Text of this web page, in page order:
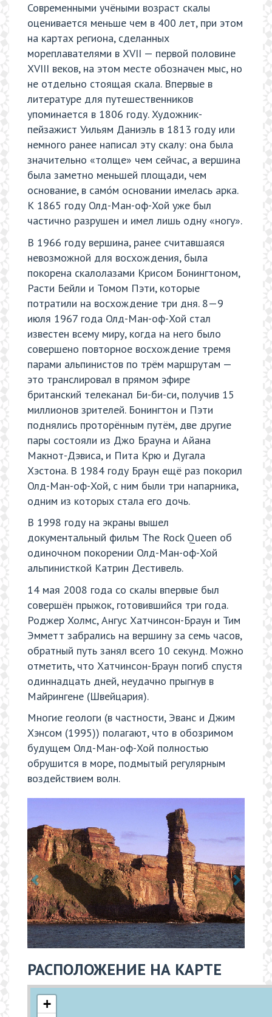
Современными учёными возраст скалы
оценивается меньше чем в 400 лет, при этом
на картах региона, сделанных
мореплавателями в XVII — первой половине
XVIII веков, на этом месте обозначен мыс, но
не отдельно стоящая скала. Впервые в
литературе для путешественников
упоминается в 1806 году. Художник-
пейзажист Уильям Даниэль в 1813 году или
немного ранее написал эту скалу: она была
значительно «толще» чем сейчас, а вершина
была заметно меньшей площади, чем
основание, в само́м основании имелась арка.
К 1865 году Олд-Ман-оф-Хой уже был
частично разрушен и имел лишь одну «ногу».
В 1966 году вершина, ранее считавшаяся
невозможной для восхождения, была
покорена скалолазами Крисом Бонингтоном,
Расти Бейли и Томом Пэти, которые
потратили на восхождение три дня. 8—9
июля 1967 года Олд-Ман-оф-Хой стал
известен всему миру, когда на него было
совершено повторное восхождение тремя
парами альпинистов по трём маршрутам —
это транслировал в прямом эфире
британский телеканал Би-би-си, получив 15
миллионов зрителей. Бонингтон и Пэти
поднялись проторённым путём, две другие
пары состояли из Джо Брауна и Айана
Макнот-Дэвиса, и Пита Крю и Дугала
Хэстона. В 1984 году Браун ещё раз покорил
Олд-Ман-оф-Хой, с ним были три напарника,
одним из которых стала его дочь.
В 1998 году на экраны вышел
документальный фильм The Rock Queen об
одиночном покорении Олд-Ман-оф-Хой
альпинисткой Катрин Дестивель.
14 мая 2008 года со скалы впервые был
совершён прыжок, готовившийся три года.
Роджер Холмс, Ангус Хатчинсон-Браун и Тим
Эмметт забрались на вершину за семь часов,
обратный путь занял всего 10 секунд. Можно
отметить, что Хатчинсон-Браун погиб спустя
одиннадцать дней, неудачно прыгнув в
Майрингене (Швейцария).
Многие геологи (в частности, Эванс и Джим
Хэнсом (1995)) полагают, что в обозримом
будущем Олд-Ман-оф-Хой полностью
обрушится в море, подмытый регулярным
воздействием волн.
РАСПОЛОЖЕНИЕ НА КАРТЕ
+